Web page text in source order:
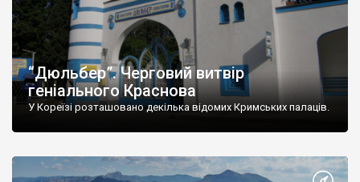
“Дюльбер”. Черговий витвір
геніального Краснова
У Кореїзі розташовано декілька відомих Кримських палаців.